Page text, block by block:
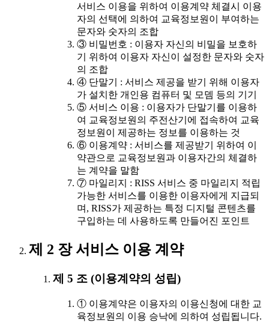
서비스 이용을 위하여 이용계약 체결시 이용
자의 선택에 의하여 교육정보원이 부여하는
문자와 숫자의 조합
③ 비밀번호 : 이용자 자신의 비밀을 보호하
기 위하여 이용자 자신이 설정한 문자와 숫자
의 조합
④ 단말기 : 서비스 제공을 받기 위해 이용자
가 설치한 개인용 컴퓨터 및 모뎀 등의 기기
⑤ 서비스 이용 : 이용자가 단말기를 이용하
여 교육정보원의 주전산기에 접속하여 교육
정보원이 제공하는 정보를 이용하는 것
⑥ 이용계약 : 서비스를 제공받기 위하여 이
약관으로 교육정보원과 이용자간의 체결하
는 계약을 말함
⑦ 마일리지 : RISS 서비스 중 마일리지 적립
가능한 서비스를 이용한 이용자에게 지급되
며, RISS가 제공하는 특정 디지털 콘텐츠를
구입하는 데 사용하도록 만들어진 포인트
제 2 장 서비스 이용 계약
제 5 조 (이용계약의 성립)
① 이용계약은 이용자의 이용신청에 대한 교
육정보원의 이용 승낙에 의하여 성립됩니다.